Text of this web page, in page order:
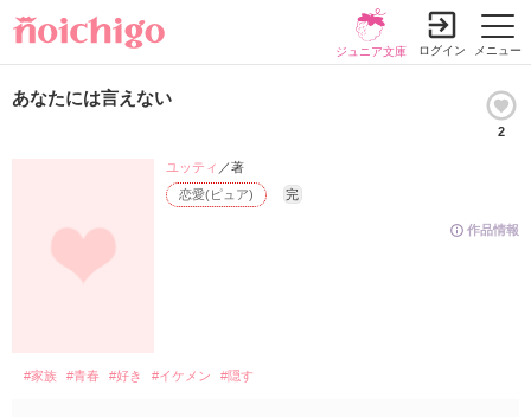
メニュー
ジュニア文庫 ログイン
あなたには言えない
2
作品情報
恋愛(ピュア) 完
ユッティ ／著
#家族 #青春 #好き #イケメン #隠す